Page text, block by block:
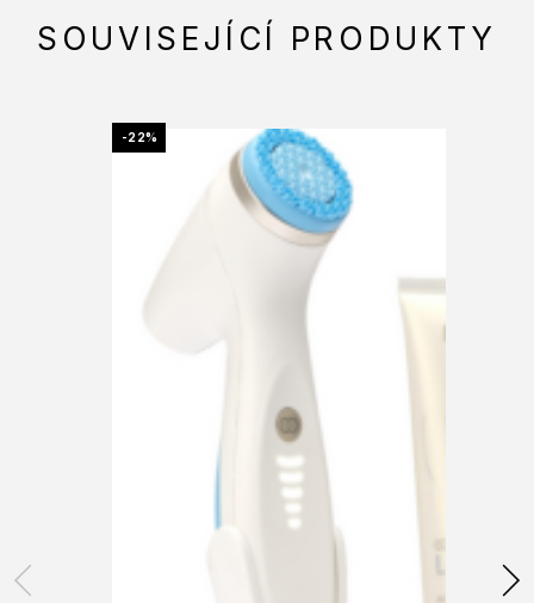
SOUVISEJÍCÍ PRODUKTY
-22%